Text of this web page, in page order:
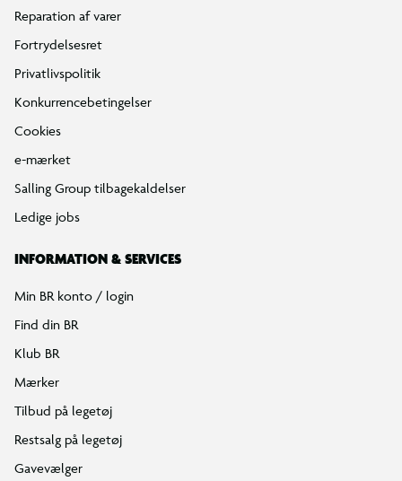
Reparation af varer
Fortrydelsesret
Privatlivspolitik
Konkurrencebetingelser
Cookies
e-mærket
Salling Group tilbagekaldelser
Ledige jobs
INFORMATION & SERVICES
Min BR konto / login
Find din BR
Klub BR
Mærker
Tilbud på legetøj
Restsalg på legetøj
Gavevælger